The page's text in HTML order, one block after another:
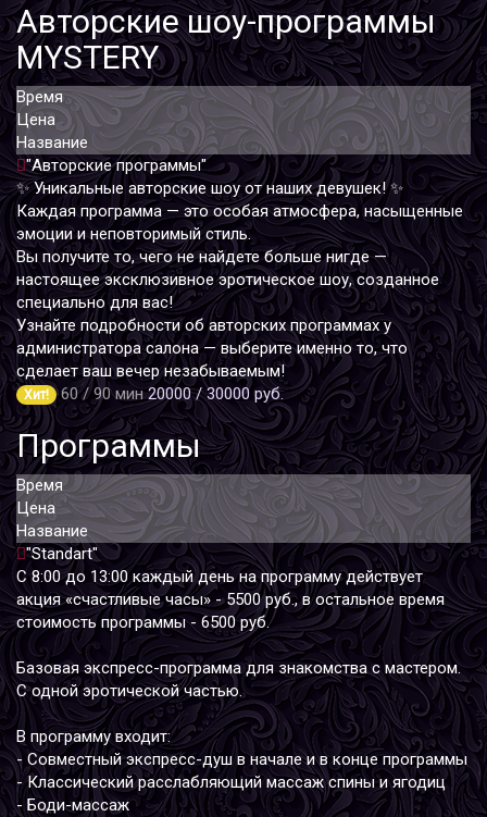
Авторские шоу-программы
MYSTERY
Время
Цена
Название
"Авторские программы"
✨ Уникальные авторские шоу от наших девушек! ✨
Каждая программа — это особая атмосфера, насыщенные
эмоции и неповторимый стиль.
Вы получите то, чего не найдете больше нигде —
настоящее эксклюзивное эротическое шоу, созданное
специально для вас!
Узнайте подробности об авторских программах у
администратора салона — выберите именно то, что
сделает ваш вечер незабываемым!
Хит! 60 / 90 мин 20000 / 30000 руб.
Программы
Время
Цена
Название
"Standart"
С 8:00 до 13:00 каждый день на программу действует
акция «счастливые часы» - 5500 руб., в остальное время
стоимость программы - 6500 руб.
Базовая экспресс-программа для знакомства с мастером.
С одной эротической частью.
В программу входит:
- Совместный экспресс-душ в начале и в конце программы
- Классический расслабляющий массаж спины и ягодиц
- Боди-массаж